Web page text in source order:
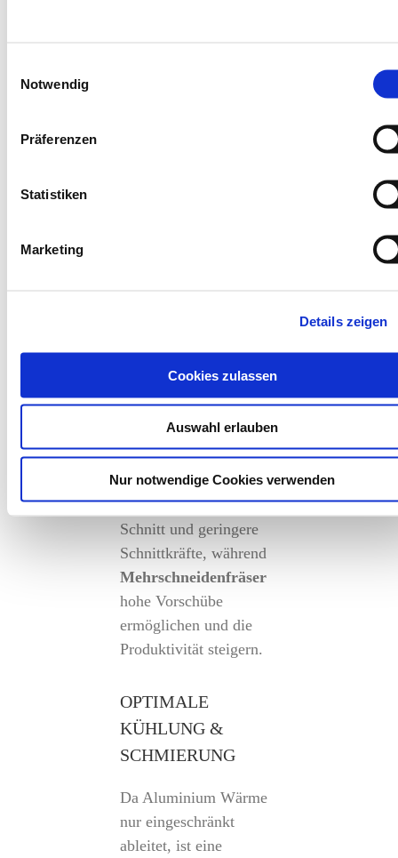
Notwendig
Präferenzen
Statistiken
Marketing
Details zeigen
Cookies zulassen
Auswahl erlauben
Nur notwendige Cookies verwenden
Reibung minimieren
und Aufbauschneiden
verhindern. Eine
hochpositive
Schneidengeometrie
sorgt für einen sauberen
Schnitt und geringere
Schnittkräfte, während
Mehrschneidenfräser
hohe Vorschübe
ermöglichen und die
Produktivität steigern.
OPTIMALE
KÜHLUNG &
SCHMIERUNG
Da Aluminium Wärme
nur eingeschränkt
ableitet, ist eine